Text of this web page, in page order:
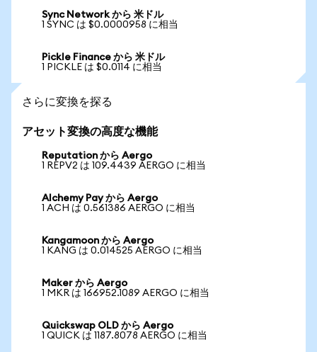
Sync Network から 米ドル
1 SYNC は $0.0000958 に相当
Pickle Finance から 米ドル
1 PICKLE は $0.0114 に相当
さらに変換を探る
アセット変換の高度な機能
Reputation から Aergo
1 REPV2 は 109.4439 AERGO に相当
Alchemy Pay から Aergo
1 ACH は 0.561386 AERGO に相当
Kangamoon から Aergo
1 KANG は 0.014525 AERGO に相当
Maker から Aergo
1 MKR は 166952.1089 AERGO に相当
Quickswap OLD から Aergo
1 QUICK は 1187.8078 AERGO に相当